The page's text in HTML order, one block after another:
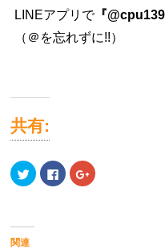
LINEアプリで『
（＠を忘れずに!!）
共有:
ク
リ
Twitter
Facebook
で
ク
リ
関連